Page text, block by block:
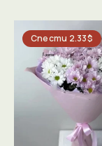
Спести 2.33$